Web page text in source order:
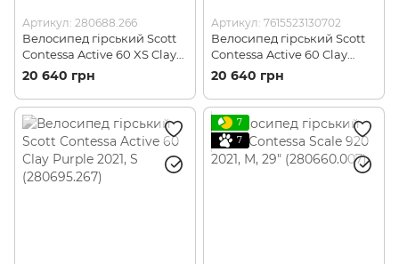
Артикул: 280688.266
Велосипед гірський Scott
Contessa Active 60 XS Clay
Purple KH 2021, 27.5"
(280688.266)
20 640 грн
Артикул: 7615523130702
Велосипед гірський Scott
Contessa Active 60 Clay
Purple 2021, XS, 27,5"
(280695.266)
20 640 грн
7
7